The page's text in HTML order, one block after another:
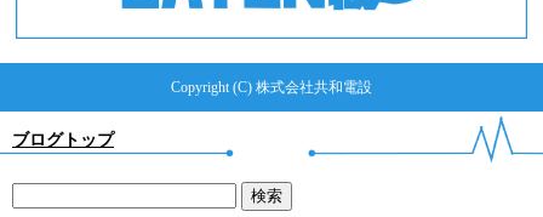
Copyright (C) 株式会社共和電設
ブログトップ